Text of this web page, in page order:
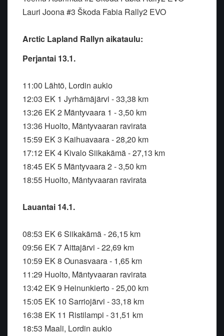
Lauri Joona #3 Škoda Fabia Rally2 EVO
Arctic Lapland Rallyn aikataulu:
Perjantai 13.1.
11:00 Lähtö, Lordin aukio
12:03 EK 1 Jyrhämäjärvi - 33,38 km
13:26 EK 2 Mäntyvaara 1 - 3,50 km
13:36 Huolto, Mäntyvaaran ravirata
15:59 EK 3 Kaihuavaara - 28,20 km
17:12 EK 4 Kivalo Siikakämä - 27,13 km
18:45 EK 5 Mäntyvaara 2 - 3,50 km
18:55 Huolto, Mäntyvaaran ravirata
Lauantai 14.1.
08:53 EK 6 Siikakämä - 26,15 km
09:56 EK 7 Aittajärvi - 22,69 km
10:59 EK 8 Ounasvaara - 1,65 km
11:29 Huolto, Mäntyvaaran ravirata
13:42 EK 9 Heinunkierto - 25,00 km
15:05 EK 10 Sarriojärvi - 33,18 km
16:38 EK 11 Ristilampi - 31,51 km
18:53 Maali, Lordin aukio